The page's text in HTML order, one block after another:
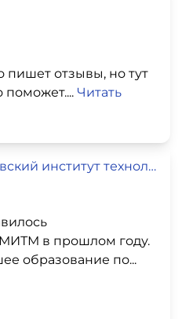
пишет отзывы, но тут
поможет.... Читать
Московский институт технологий и управления
в прошлом году.
образование по...